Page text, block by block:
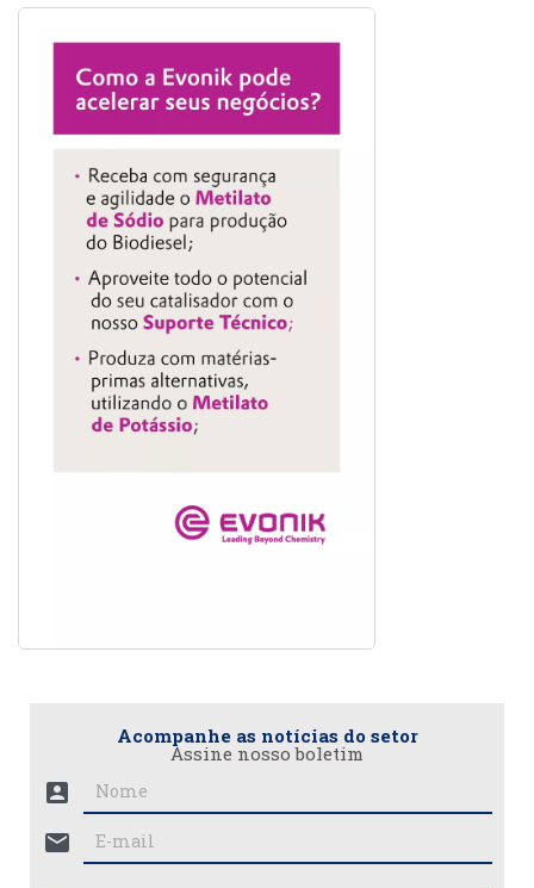
Acompanhe as notícias do setor
Assine nosso boletim
account_box
mail